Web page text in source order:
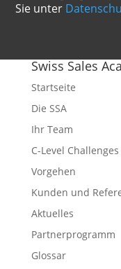
Sie unter
Swiss Sales
Startseite
Die SSA
Ihr Team
C-Level Challenges
Vorgehen
Kunden und
Aktuelles
Partnerprogramm
Glossar